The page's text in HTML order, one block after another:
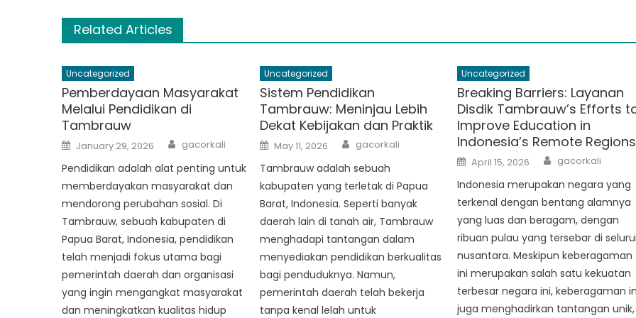
Related Articles
Uncategorized
Pemberdayaan Masyarakat
Melalui Pendidikan di
Tambrauw
Posted
on
January 29, 2026 Author
gacorkali
Pendidikan adalah alat penting untuk
memberdayakan masyarakat dan
mendorong perubahan sosial. Di
Tambrauw, sebuah kabupaten di
Papua Barat, Indonesia, pendidikan
telah menjadi fokus utama bagi
pemerintah daerah dan organisasi
yang ingin mengangkat masyarakat
dan meningkatkan kualitas hidup
Uncategorized
Sistem Pendidikan
Tambrauw: Meninjau Lebih
Dekat Kebijakan dan Praktik
Posted
on
May 11, 2026 Author
gacorkali
Tambrauw adalah sebuah
kabupaten yang terletak di Papua
Barat, Indonesia. Seperti banyak
daerah lain di tanah air, Tambrauw
menghadapi tantangan dalam
menyediakan pendidikan berkualitas
bagi penduduknya. Namun,
pemerintah daerah telah bekerja
tanpa kenal lelah untuk
Uncategorized
Breaking Barriers: Layanan
Disdik Tambrauw’s Efforts
Improve Education in
Indonesia’s Remote Regions
Posted
on
April 15, 2026 Author
gacorkali
Indonesia merupakan negara yang
terkenal dengan bentang alamnya
yang luas dan beragam, dengan
ribuan pulau yang tersebar di
nusantara. Meskipun keberagaman
ini merupakan salah satu kekuatan
terbesar negara ini, keberagaman
juga menghadirkan tantangan unik,